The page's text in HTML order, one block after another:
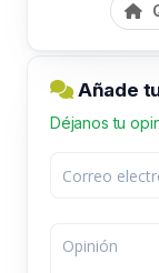
Añade
Déjanos tu